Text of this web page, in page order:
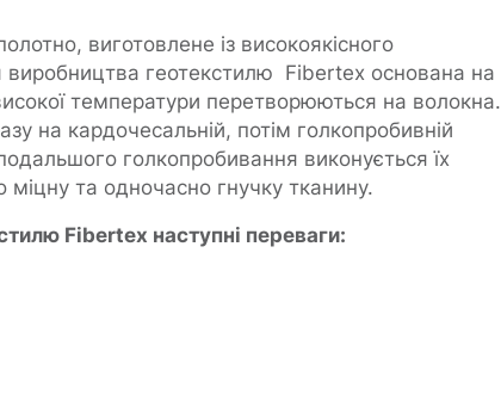
виготовлене із високоякісного
виробництва геотекстилю Fibertex основана на
температури перетворюються на волокна.
на кардочесальній, потім голкопробивній
голкопробивання виконується їх
міцну та одночасно гнучку тканину.
Fibertex наступні переваги: